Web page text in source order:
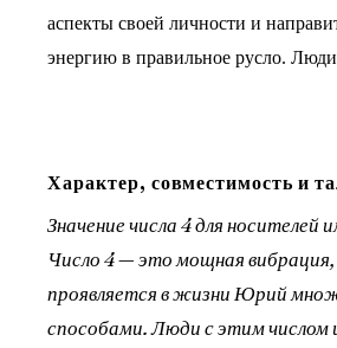
аспекты своей личности и
энергию в правильное русло.
Характер, совместимость и
Значение числа 4 для
Число 4 — это мощная
проявляется в жизни Юрий
способами. Люди с этим числом